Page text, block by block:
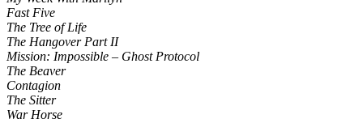
Fast Five
The Tree of Life
The Hangover Part II
Mission: Impossible – Ghost Protocol
The Beaver
Contagion
The Sitter
War Horse